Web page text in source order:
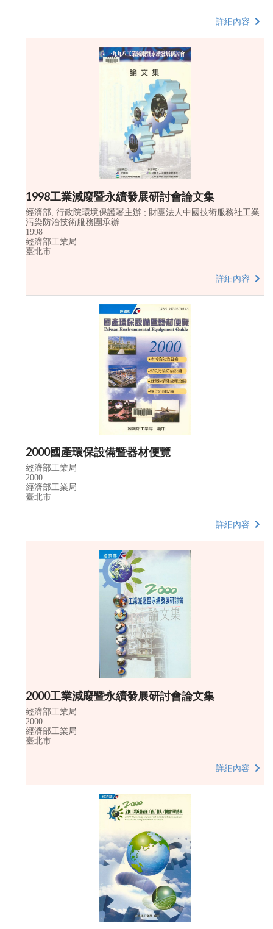
詳細內容
1998工業減廢暨永續發展研討會論文集
經濟部, 行政院環境保護署主辦 ; 財團法人中國技術服務社工業
污染防治技術服務團承辦
1998
經濟部工業局
臺北市
詳細內容
2000國產環保設備暨器材便覽
經濟部工業局
2000
經濟部工業局
臺北市
詳細內容
2000工業減廢暨永續發展研討會論文集
經濟部工業局
2000
經濟部工業局
臺北市
詳細內容